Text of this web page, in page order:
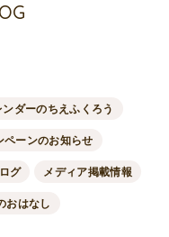
ンダーのちえふくろう
ペーンのお知らせ
グ メディア掲載情報
おはなし